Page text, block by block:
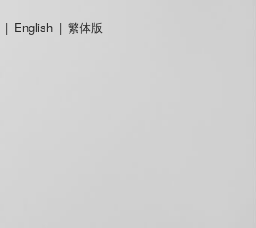
| English | 繁体版